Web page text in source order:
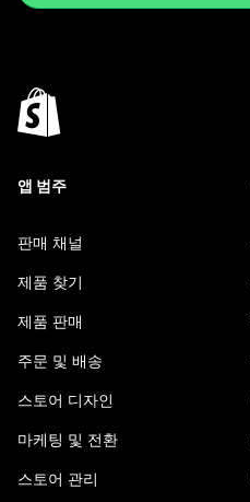
앱 범주
판매 채널
제품 찾기
제품 판매
주문 및 배송
스토어 디자인
마케팅 및 전환
스토어 관리